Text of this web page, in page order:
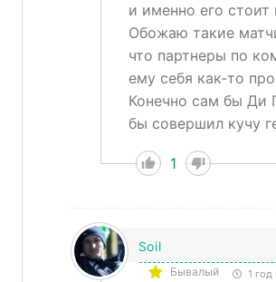
и именно его
Обожаю такие
что партнеры по
ему себя как-то
Конечно сам бы Ди
бы совершил кучу
1
Soil
Бывалый 1 год